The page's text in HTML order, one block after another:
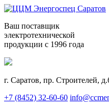
Ваш поставщик
электротехнической
продукции с 1996 года
г. Саратов, пр. Строителей,
+7 (8452) 32-60-60